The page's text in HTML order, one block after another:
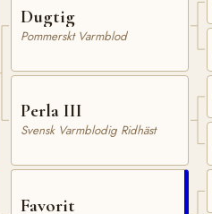
Dugtig
Pommerskt Varmblod
Perla III
Svensk Varmblodig Ridhäst
Favorit